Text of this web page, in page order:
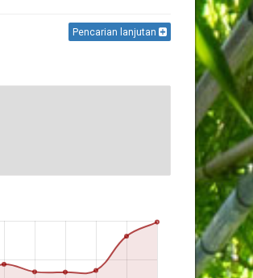
Pencarian lanjutan